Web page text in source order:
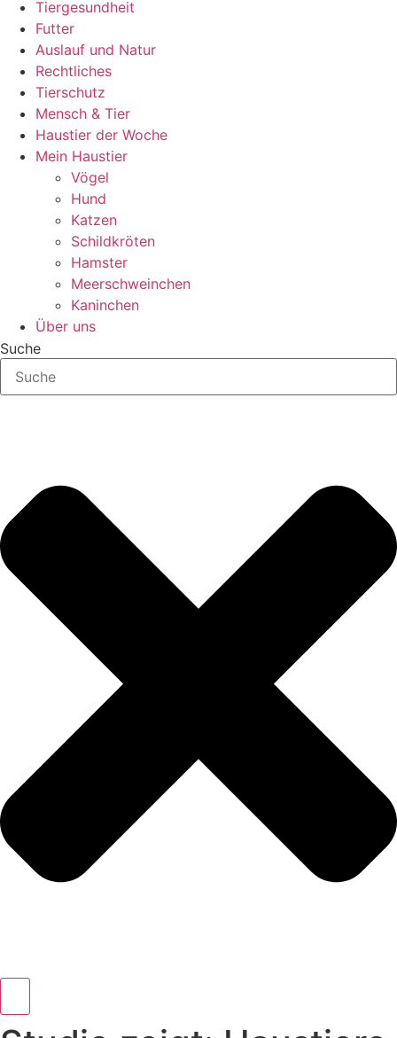
Tiergesundheit
Futter
Auslauf und Natur
Rechtliches
Tierschutz
Mensch & Tier
Haustier der Woche
Mein Haustier
Vögel
Hund
Katzen
Schildkröten
Hamster
Meerschweinchen
Kaninchen
Über uns
Suche